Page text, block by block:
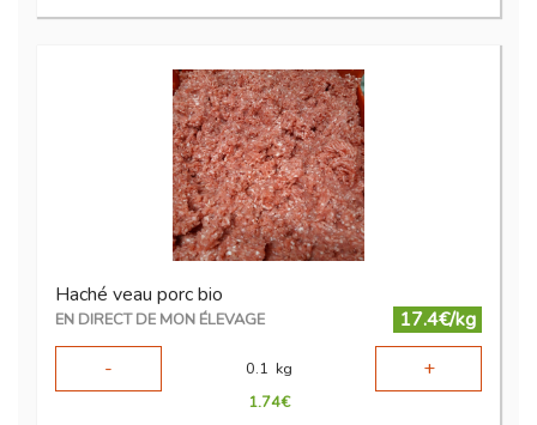
Haché veau porc bio
EN DIRECT DE MON ÉLEVAGE
17.4€/kg
-
0.1 kg +
1.74€